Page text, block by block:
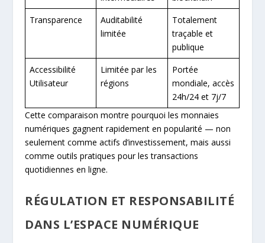
Transparence
Auditabilité
limitée
Totalement
traçable et
publique
Accessibilité
Utilisateur
Limitée par les
régions
Portée
mondiale, accès
24h/24 et 7j/7
Cette comparaison montre pourquoi les monnaies
numériques gagnent rapidement en popularité — non
seulement comme actifs d’investissement, mais aussi
comme outils pratiques pour les transactions
quotidiennes en ligne.
RÉGULATION ET RESPONSABILITÉ
DANS L’ESPACE NUMÉRIQUE